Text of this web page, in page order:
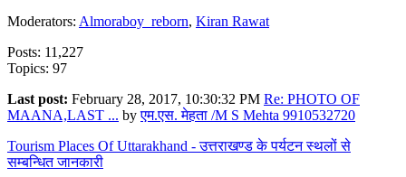
Moderators: Almoraboy_reborn, Kiran Rawat
Posts: 11,227
Topics: 97
Last post: February 28, 2017, 10:30:32 PM Re: PHOTO OF
MAANA,LAST ... byएम.एस. मेहता /M S Mehta 9910532720
Tourism Places Of Uttarakhand - उत्तराखण्ड के पर्यटन स्थलों से
सम्बन्धित जानकारी